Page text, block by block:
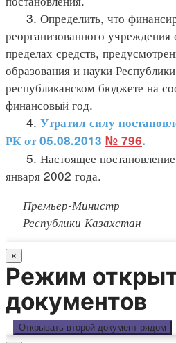
3. Определить, что
реорганизованного учреждения
пределах средств,
образования и науки
республиканском бюджете на
финансовый год.
4. Утратил силу
РК от 05.08.2013 № 796.
5. Настоящее постановление
января 2002 года.
Премьер-Министр
Республики Казахстан
×
Режим
документов
Открывать второй документ рядом